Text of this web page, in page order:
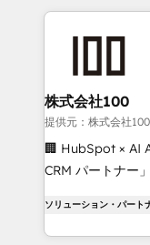
the Year 2024/25 INSIDEA helps growing
workflows that
your time zone. What we do ➤ Onboarding: Live in
weeks, with
not a template. ➤
CRM. Zero
revenue
together. ➤ AI
株式会社100
提供元：株式会社100
🏢 HubSpot × AI
CRM パートナー」 経営課題と現場業務をつなぐAIネイ
力で顧客フロント業務
をする会社か？
ソリューション・パート